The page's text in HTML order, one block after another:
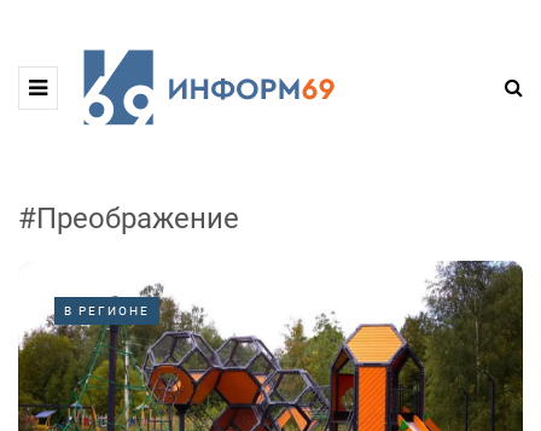
#Преображение
В РЕГИОНЕ